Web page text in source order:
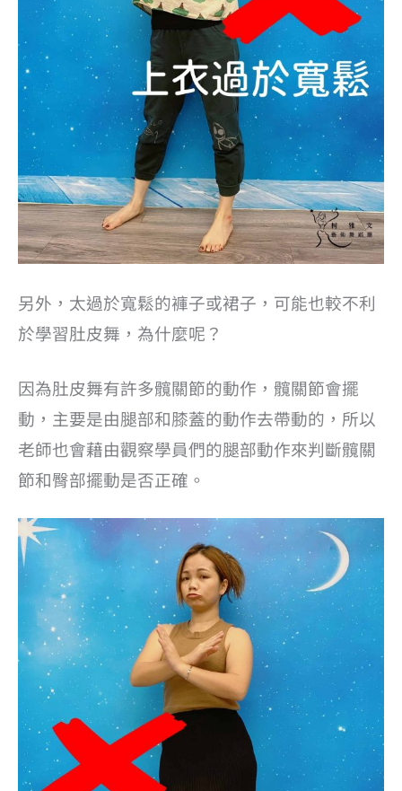
另外，太過於寬鬆的褲子或裙子，可能也較不利
於學習肚皮舞，為什麼呢？
因為肚皮舞有許多髖關節的動作，髖關節會擺
動，主要是由腿部和膝蓋的動作去帶動的，所以
老師也會藉由觀察學員們的腿部動作來判斷髖關
節和臀部擺動是否正確。